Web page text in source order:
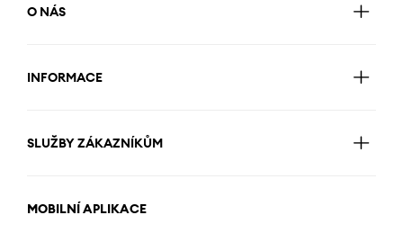
O NÁS
INFORMACE
SLUŽBY ZÁKAZNÍKŮM
MOBILNÍ APLIKACE